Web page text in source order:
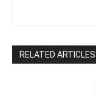
RELATED ARTICLES